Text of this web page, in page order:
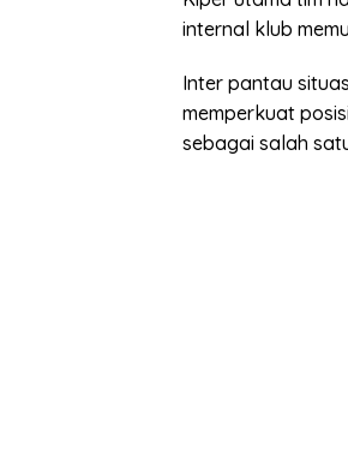
internal klub
Inter pantau
memperkuat
sebagai salah